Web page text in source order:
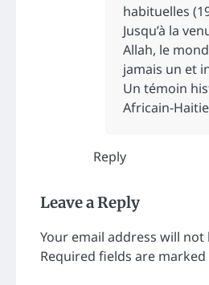
habituelles
Jusqu’à la
Allah, le
jamais un et
Un témoin
Africain-
Reply
Leave a Reply
Your email address will not
Required fields are marked